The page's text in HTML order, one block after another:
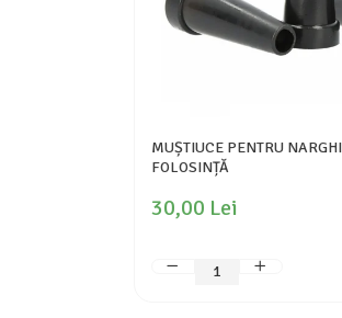
MUȘTIUCE PENTRU
FOLOSINȚĂ
30,00 Lei